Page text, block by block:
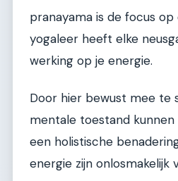
pranayama is de focus op
yogaleer heeft elke
werking op je energie.
Door hier bewust mee te
mentale toestand kunnen
een holistische
energie zijn onlosmakelijk